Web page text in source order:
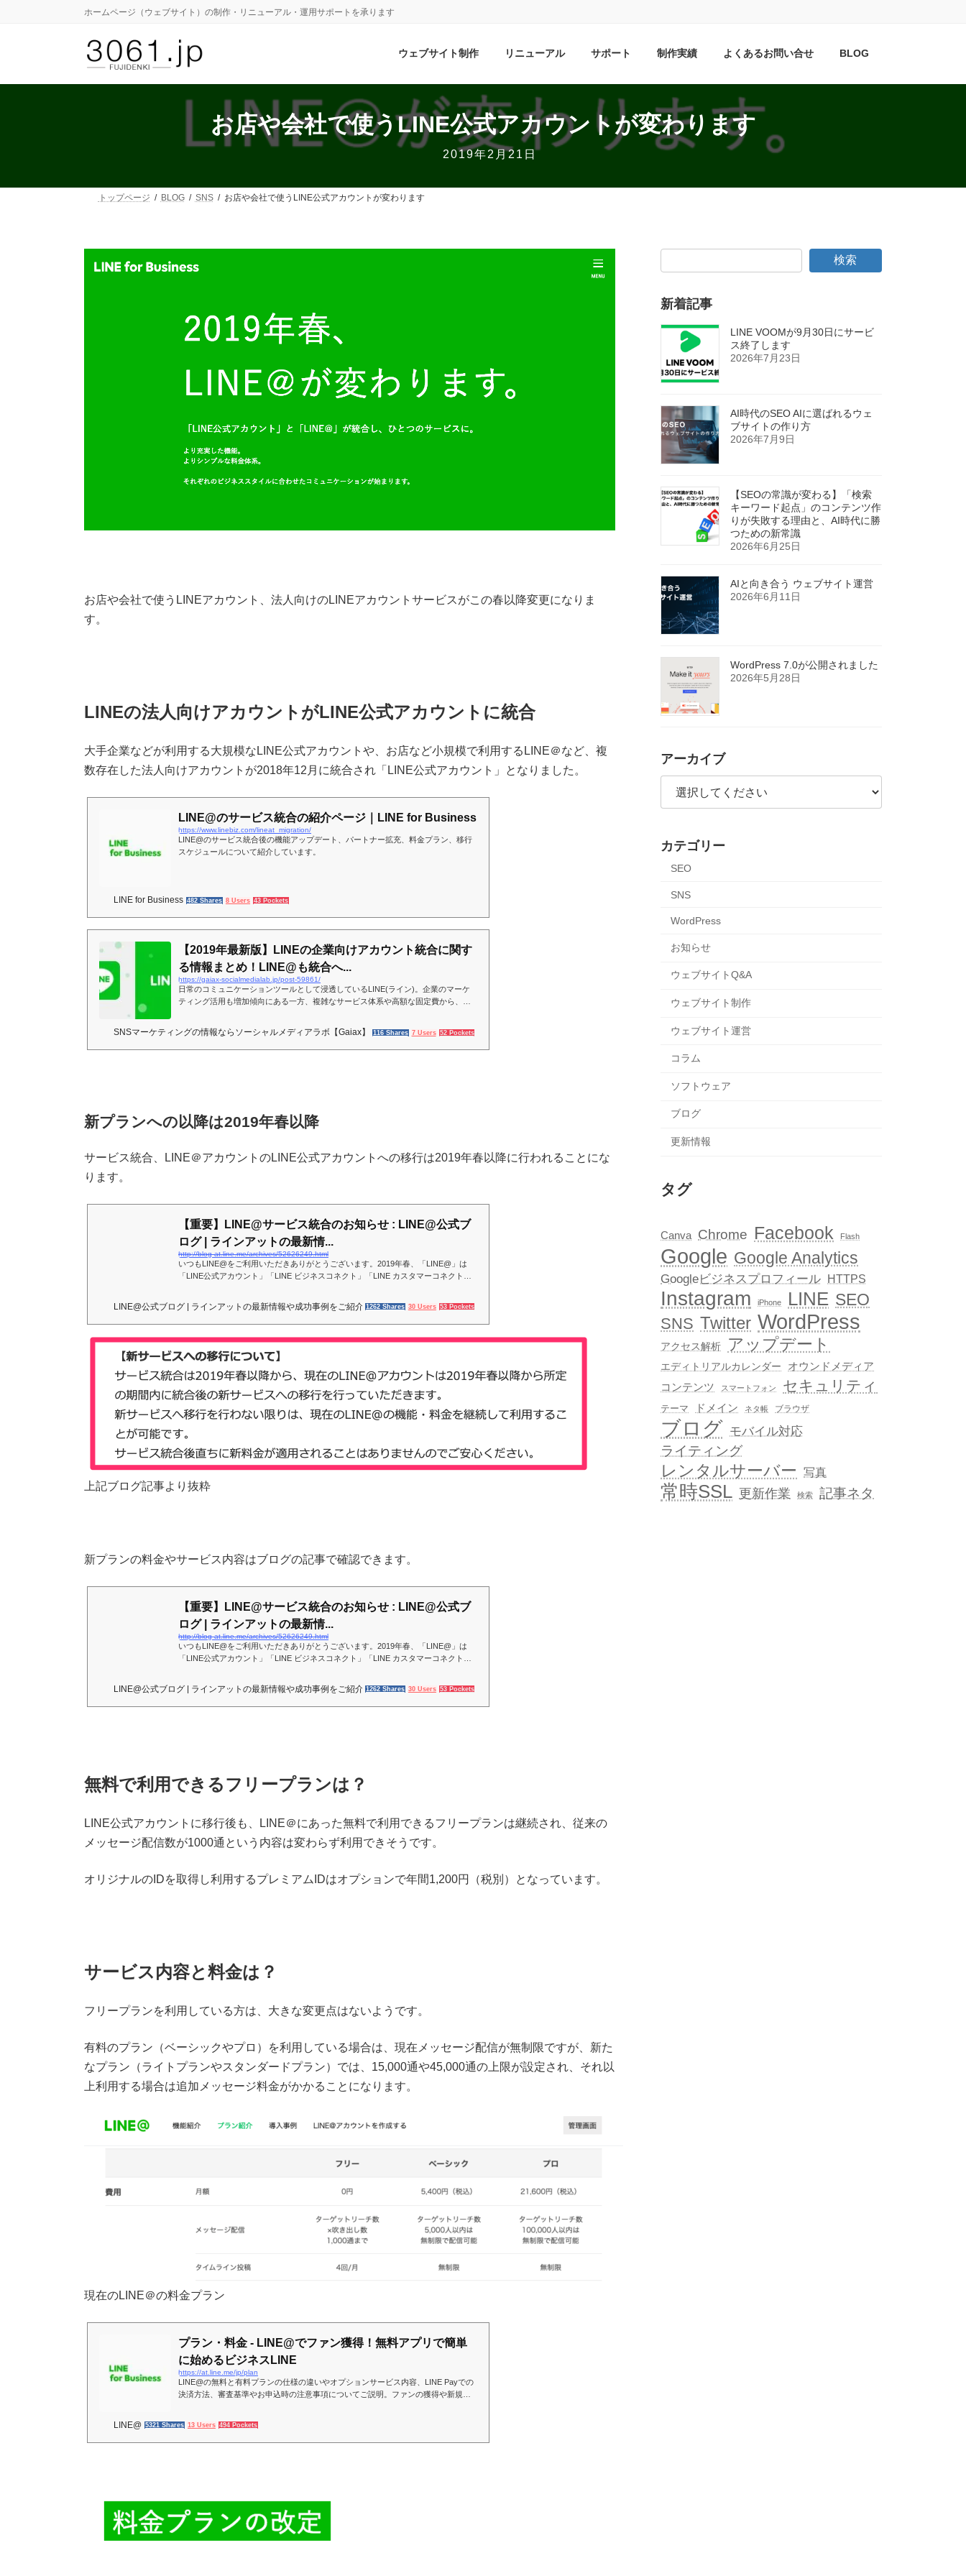
へ
ョ
ホームページ（ウェブサイト）の制作・リニューアル・運用サポートを承ります
ウェブサイト制作 リニューアル サポート 制作実績 よくあるお問い合せ BLOG
お店や会社で使うLINE公式アカウントが変わります
2019年2月21日
トップページ BLOG SNS お店や会社で使うLINE公式アカウントが変わります
お店や会社で使うLINEアカウント、法人向けのLINEアカウントサービスがこの春以降変更になりま
す。
LINEの法人向けアカウントがLINE公式アカウントに統合
大手企業などが利用する大規模なLINE公式アカウントや、お店など小規模で利用するLINE＠など、複
数存在した法人向けアカウントが2018年12月に統合され「LINE公式アカウント」となりました。
LINE@のサービス統合の紹介ページ｜LINE for Business
https://www.linebiz.com/lineat_migration/
LINE@のサービス統合後の機能アップデート、パートナー拡充、料金プラン、移行
スケジュールについて紹介しています。
LINE for Business 482 Shares 8 Users 43 Pockets
【2019年最新版】LINEの企業向けアカウント統合に関す
る情報まとめ！LINE@も統合へ...
https://gaiax-socialmedialab.jp/post-59861/
日常のコミュニケーションツールとして浸透しているLINE(ライン)。企業のマーケ
ティング活用も増加傾向にある一方、複雑なサービス体系や高額な固定費から、二
違いを解説します。
SNSマーケティングの情報ならソーシャルメディアラボ【Gaiax】 116 Shares 7 Users 52 Pockets
新プランへの以降は2019年春以降
サービス統合、LINE＠アカウントのLINE公式アカウントへの移行は2019年春以降に行われることにな
ります。
【重要】LINE@サービス統合のお知らせ : LINE@公式ブ
ログ | ラインアットの最新情...
http://blog-at.line.me/archives/52626249.html
いつもLINE@をご利用いただきありがとうございます。2019年春、「LINE@」は
「LINE公式アカウント」「LINE ビジネスコネクト」「LINE カスタマーコネクト」
LINE@公式ブログ | ラインアットの最新情報や成功事例をご紹介 1262 Shares 30 Users 53 Pockets
上記ブログ記事より抜粋
新プランの料金やサービス内容はブログの記事で確認できます。
【重要】LINE@サービス統合のお知らせ : LINE@公式ブ
ログ | ラインアットの最新情...
http://blog-at.line.me/archives/52626249.html
いつもLINE@をご利用いただきありがとうございます。2019年春、「LINE@」は
「LINE公式アカウント」「LINE ビジネスコネクト」「LINE カスタマーコネクト」
LINE@公式ブログ | ラインアットの最新情報や成功事例をご紹介 1262 Shares 30 Users 53 Pockets
無料で利用できるフリープランは？
LINE公式アカウントに移行後も、LINE＠にあった無料で利用できるフリープランは継続され、従来の
メッセージ配信数が1000通という内容は変わらず利用できそうです。
オリジナルのIDを取得し利用するプレミアムIDはオプションで年間1,200円（税別）となっています。
サービス内容と料金は？
フリープランを利用している方は、大きな変更点はないようです。
有料のプラン（ベーシックやプロ）を利用している場合は、現在メッセージ配信が無制限ですが、新た
なプラン（ライトプランやスタンダードプラン）では、15,000通や45,000通の上限が設定され、それ以
上利用する場合は追加メッセージ料金がかかることになります。
現在のLINE＠の料金プラン
プラン・料金 - LINE@でファン獲得！無料アプリで簡単
に始めるビジネスLINE
https://at.line.me/jp/plan
LINE@の無料と有料プランの仕様の違いやオプションサービス内容、LINE Payでの
決済方法、審査基準やお申込時の注意事項についてご説明。ファンの獲得や新規集
LINE@ 5321 Shares 13 Users 494 Pockets
検索
新着記事
LINE VOOMが9月30日にサービ
ス終了します
2026年7月23日
AI時代のSEO AIに選ばれるウェ
ブサイトの作り方
2026年7月9日
【SEOの常識が変わる】「検索
キーワード起点」のコンテンツ作
りが失敗する理由と、AI時代に勝
つための新常識
2026年6月25日
AIと向き合う ウェブサイト運営
2026年6月11日
WordPress 7.0が公開されました
2026年5月28日
アーカイブ
カテゴリー
SEO
SNS
WordPress
お知らせ
ウェブサイトQ&A
ウェブサイト制作
ウェブサイト運営
コラム
ソフトウェア
ブログ
更新情報
タグ
Canva Chrome Facebook Flash
Google Google Analytics
Googleビジネスプロフィール HTTPS
Instagram iPhone LINE SEO
SNS Twitter WordPress
アクセス解析 アップデート
エディトリアルカレンダー
オウンドメディア
コンテンツ
スマートフォン セキュリティ
テーマ ドメイン ネタ帳 ブラウザ
ブログ モバイル対応
ライティング
レンタルサーバー 写真
常時SSL 更新作業 検索 記事ネタ